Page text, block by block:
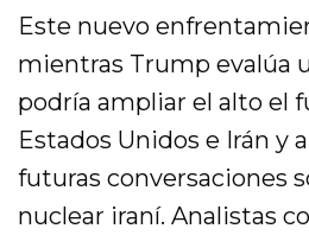
Este nuevo
mientras Trump evalúa
podría ampliar el alto el
Estados Unidos e Irán y
futuras conversaciones
nuclear iraní. Analistas